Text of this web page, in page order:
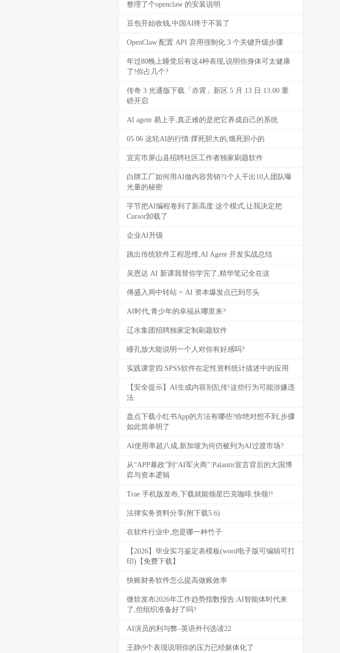
整理了个openclaw 的安装说明
豆包开始收钱,中国AI终于不装了
OpenClaw 配置 API 弃用强制化:3 个关键升级步骤
年过80晚上睡觉后有这4种表现,说明你身体可太健康
了!你占几个?
传奇 3 光通版下载「赤霄」新区 5 月 13 日 13:00 重
磅开启
AI agent 易上手,真正难的是把它养成自己的系统
05.06 这轮AI的行情:撑死胆大的,饿死胆小的
宜宾市屏山县招聘社区工作者独家刷题软件
白牌工厂如何用AI做内容营销?1个人干出10人团队曝
光量的秘密
字节把AI编程卷到了新高度:这个模式,让我决定把
Cursor卸载了
企业AI升级
跳出传统软件工程思维,AI Agent 开发实战总结
吴恩达 AI 新课我替你学完了,精华笔记全在这
傅盛入局中转站 = AI 资本爆发点已到尽头
AI时代,青少年的幸福从哪里来?
辽水集团招聘独家定制刷题软件
瞳孔放大能说明一个人对你有好感吗?
实践课堂四:SPSS软件在定性资料统计描述中的应用
【安全提示】AI生成内容别乱传!这些行为可能涉嫌违
法
盘点下载小红书App的方法有哪些?你绝对想不到,步骤
如此简单明了
AI使用率超八成,新加坡为何仍被列为AI过渡市场?
从“APP暴政”到“AI军火商”:Palantir宣言背后的大国博
弈与资本逻辑
Trae 手机版发布,下载就能领星巴克咖啡,快领!!
法律实务资料分享(附下载5.6)
在软件行业中,您是哪一种竹子
【2026】毕业实习鉴定表模板(word电子版可编辑可打
印)【免费下载】
快账财务软件怎么提高做账效率
微软发布2026年工作趋势指数报告:AI智能体时代来
了,但组织准备好了吗?
AI演员的利与弊–英语外刊选读22
王静|9个表现说明你的压力已经躯体化了